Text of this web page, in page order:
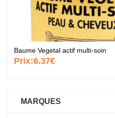
Baume Vegetal actif multi-soin
Prix:6.37€
MARQUES